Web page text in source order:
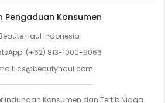
Pengaduan Konsumen
Haul Indonesia
(+62) 813-1000-9066
cs@beautyhaul.com
Konsumen dan Tertib Niaga